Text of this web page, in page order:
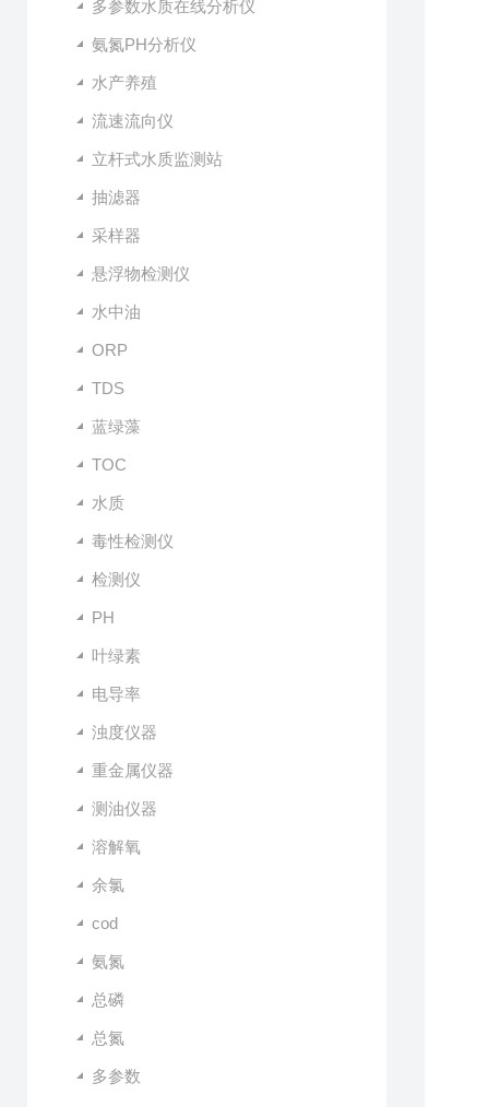
多参数水质在线分析仪
氨氮PH分析仪
水产养殖
流速流向仪
立杆式水质监测站
抽滤器
采样器
悬浮物检测仪
水中油
ORP
TDS
蓝绿藻
TOC
水质
毒性检测仪
检测仪
PH
叶绿素
电导率
浊度仪器
重金属仪器
测油仪器
溶解氧
余氯
cod
氨氮
总磷
总氮
多参数